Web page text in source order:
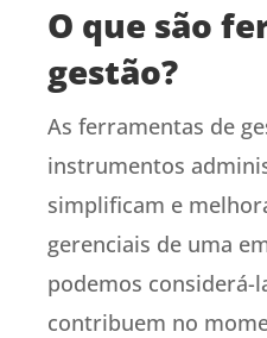
O que são
gestão?
As ferramentas de
instrumentos
simplificam e
gerenciais de uma
podemos considerá-
contribuem no